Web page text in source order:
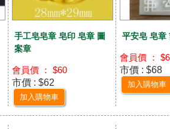
手工皂皂章 皂印 皂章 圖
案章
會員價 ： $60
市價 : $62
加入購物車
平安皂 皂章
會員價 ：
市價 : $68
加入購物車